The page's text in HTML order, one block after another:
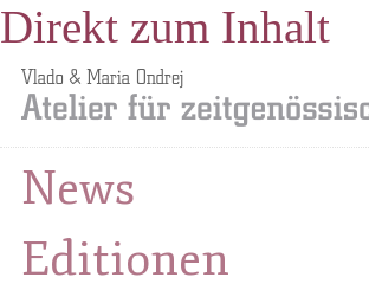
Direkt zum Inhalt
News
Editionen